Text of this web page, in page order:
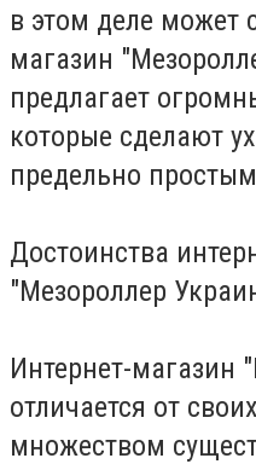
в этом деле может
магазин
предлагает
которые сделают
предельно
Достоинства
"Мезороллер
Интернет-магазин
отличается от
множеством